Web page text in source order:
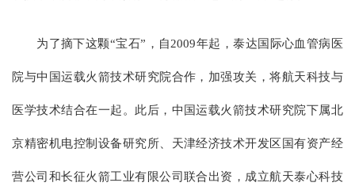
为了摘下这颗“宝石”，自2009年起，泰达国际心血管病医
院与中国运载火箭技术研究院合作，加强攻关，将航天科技与
医学技术结合在一起。此后，中国运载火箭技术研究院下属北
京精密机电控制设备研究所、天津经济技术开发区国有资产经
营公司和长征火箭工业有限公司联合出资，成立航天泰心科技